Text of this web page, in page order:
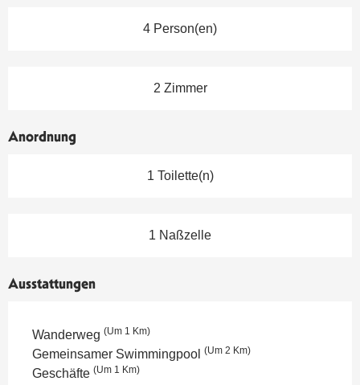
4 Person(en)
2 Zimmer
Anordnung
1 Toilette(n)
1 Naßzelle
Ausstattungen
Wanderweg (Um 1 Km)
Gemeinsamer Swimmingpool (Um 2 Km)
Geschäfte (Um 1 Km)